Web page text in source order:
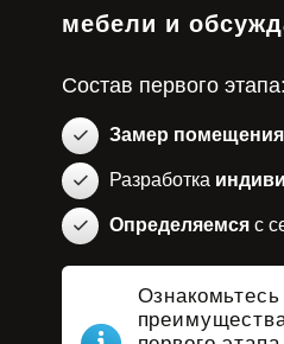
мебели и
Состав первого этапа:
Замер помещения
Разработка
Определяемсяс
Ознакомьтесь